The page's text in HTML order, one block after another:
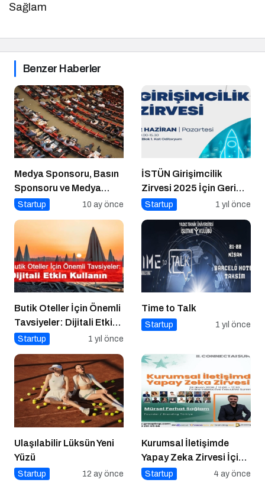
Sağlam
Benzer Haberler
Medya Sponsoru, Basın
Sponsoru ve Medya
Partneri Ne Demek?
Startup 10 ay önce
İSTÜN Girişimcilik
Zirvesi 2025 İçin Geri
Sayım
Startup 1 yıl önce
Butik Oteller İçin Önemli
Tavsiyeler: Dijitali Etkin
Kullanın
Startup 1 yıl önce
Time to Talk
Startup 1 yıl önce
Ulaşılabilir Lüksün Yeni
Yüzü
Startup 12 ay önce
Kurumsal İletişimde
Yapay Zeka Zirvesi İçin
Geri Sayım!
Startup 4 ay önce